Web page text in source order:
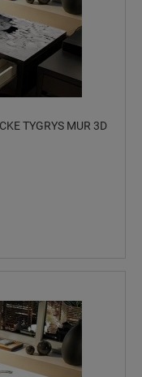
TYGRYS MUR 3D